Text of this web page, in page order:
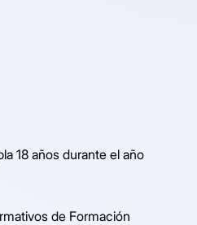
18 años durante el año
de Formación